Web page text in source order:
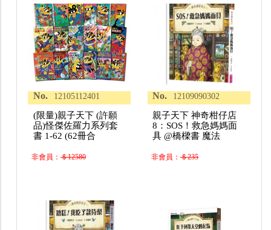
No. 12105112401
(限量)親子天下 (許願
品)怪傑佐羅力系列套
書 1-62 (62冊合
非會員：＄12580
No. 12109090302
親子天下 神奇柑仔店
8：SOS！救急媽媽面
具 @橋樑書 魔法
非會員：＄235